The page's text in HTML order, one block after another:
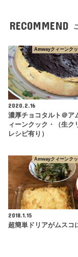
RECOMMEND
Amwayクィーンク
2020.2.16
濃厚チョコタルト＠ア
ィーンクック・（生ク
レシピ有り）
Amwayクィーンク
2018.1.15
超簡単ドリアがムスコ